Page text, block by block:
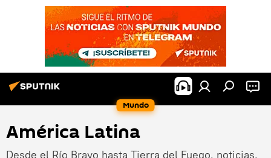
Mundo
América Latina
Desde el Río Bravo hasta Tierra del Fuego, noticias,